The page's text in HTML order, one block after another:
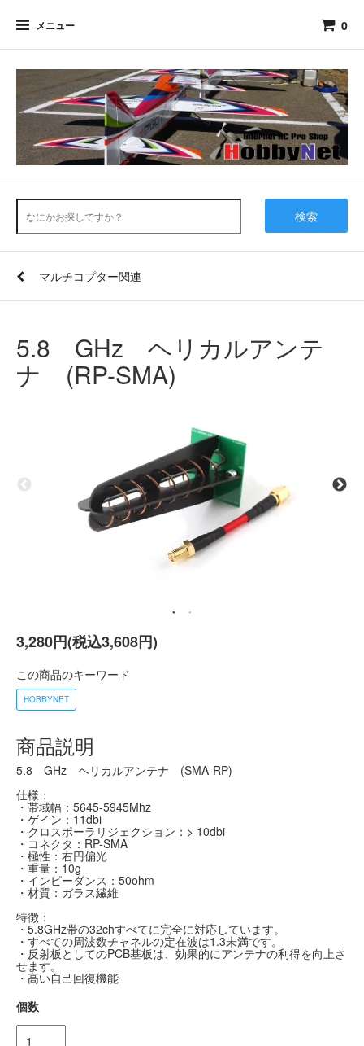
メニュー 0
検索
マルチコプター関連
5.8 GHz ヘリカルアンテ
ナ (RP-SMA)
3,280円(税込3,608円)
この商品のキーワード
HOBBYNET
商品説明
5.8 GHz ヘリカルアンテナ (SMA-RP)
仕様：
・帯域幅：5645-5945Mhz
・ゲイン：11dbi
・クロスポーラリジェクション：> 10dbi
・コネクタ：RP-SMA
・極性：右円偏光
・重量：10g
・インピーダンス：50ohm
・材質：ガラス繊維
特徴：
・5.8GHz帯の32chすべてに完全に対応しています。
・すべての周波数チャネルの定在波は1.3未満です。
・反射板としてのPCB基板は、効果的にアンテナの利得を向上さ
せます。
・高い自己回復機能
個数